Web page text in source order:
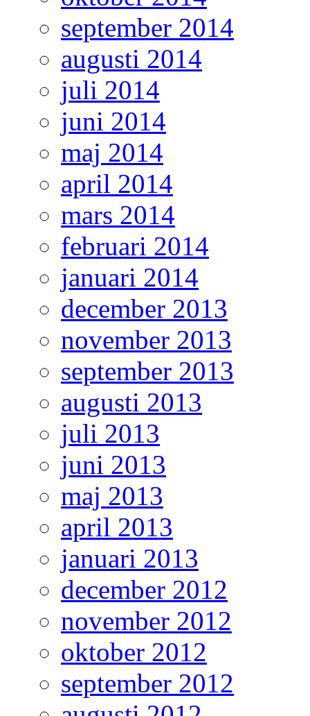
september 2014
augusti 2014
juli 2014
juni 2014
maj 2014
april 2014
mars 2014
februari 2014
januari 2014
december 2013
november 2013
september 2013
augusti 2013
juli 2013
juni 2013
maj 2013
april 2013
januari 2013
december 2012
november 2012
oktober 2012
september 2012